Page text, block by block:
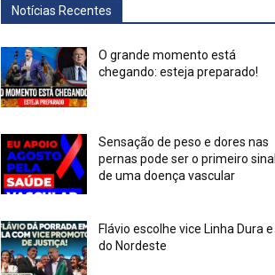
Notícias Recentes
O grande momento está
chegando: esteja preparado!
Sensação de peso e dores nas
pernas pode ser o primeiro sinal
de uma doença vascular
Flávio escolhe vice Linha Dura e
do Nordeste